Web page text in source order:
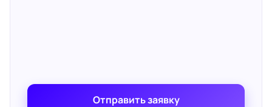
Отправить заявку